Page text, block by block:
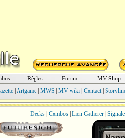
Règles Forum
MV Shop
| Artgame| MWS MV wiki| Contact|
Decks| Combos| Lien Gatherer|